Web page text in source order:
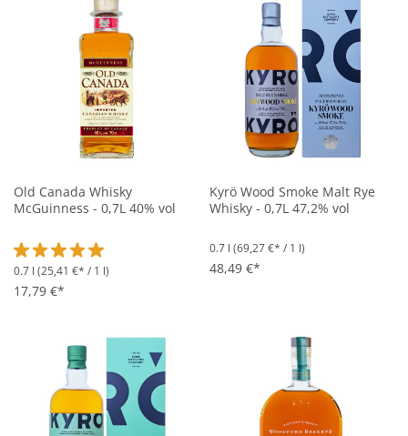
Old Canada Whisky
McGuinness - 0,7L 40% vol
Durchschnittliche Bewertung von 5 von 5 Sternen
0.7 l (25,41 €* / 1 l)
17,79 €*
Kyrö Wood Smoke Malt Rye
Whisky - 0,7L 47,2% vol
0.7 l (69,27 €* / 1 l)
48,49 €*